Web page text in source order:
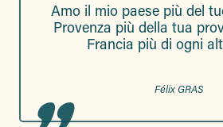
Amo il mio paese più del
Provenza più della tua
Francia più di ogni
Félix GRAS